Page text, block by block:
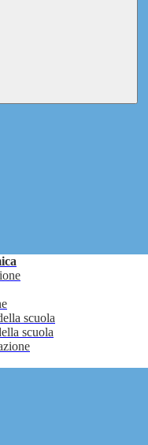
scuola
scuola